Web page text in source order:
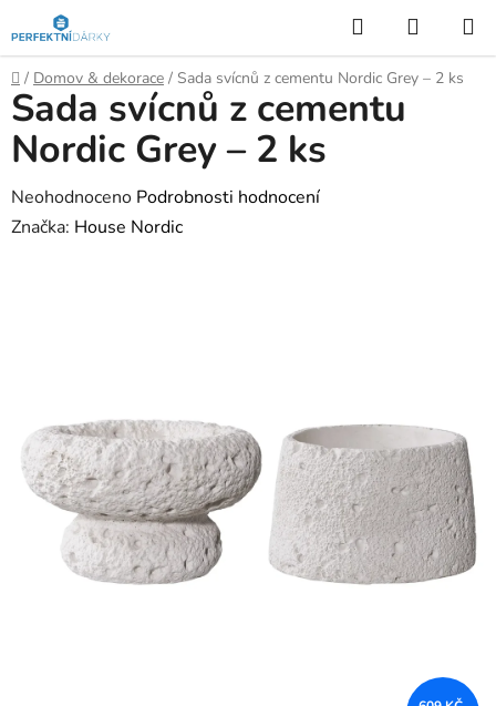
na
obsah
Hledat
KOŠÍK
Domů
/ Domov & dekorace / Sada svícnů z cementu Nordic Grey – 2 ks
Sada svícnů z cementu
Nordic Grey – 2 ks
Průměrné
hodnocení
Neohodnoceno Podrobnosti hodnocení
Značka: House Nordic